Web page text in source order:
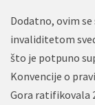
Dodatno, ovim
invaliditetom
što je potpuno
Konvencije o
Gora ratifikovala